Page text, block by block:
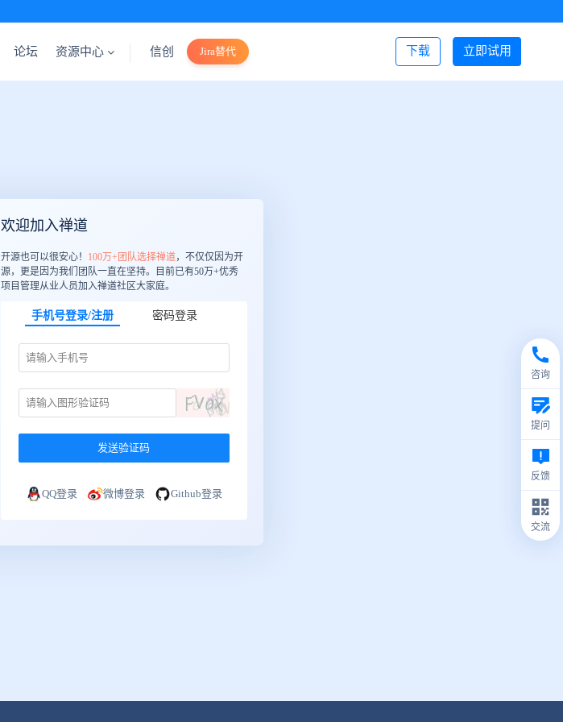
立即试用
下载
论坛 资源中心 信创 Jira替代 登录/注册
咨询
提问
反馈
交流
欢迎加入禅道
开源也可以很安心！ 100万+团队选择禅道，不仅仅因为开
源，更是因为我们团队一直在坚持。目前已有50万+优秀
项目管理从业人员加入禅道社区大家庭。
手机号登录/注册 密码登录
发送验证码
QQ登录 微博登录 Github登录